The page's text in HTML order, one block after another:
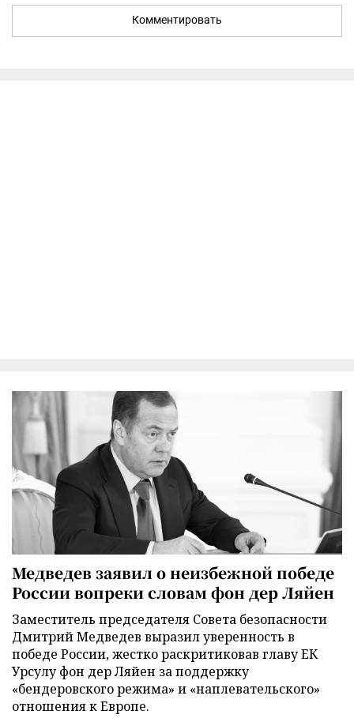
Комментировать
Медведев заявил о неизбежной победе
России вопреки словам фон дер Ляйен
Заместитель председателя Совета безопасности
Дмитрий Медведев выразил уверенность в
победе России, жестко раскритиковав главу ЕК
Урсулу фон дер Ляйен за поддержку
«бендеровского режима» и «наплевательского»
отношения к Европе.